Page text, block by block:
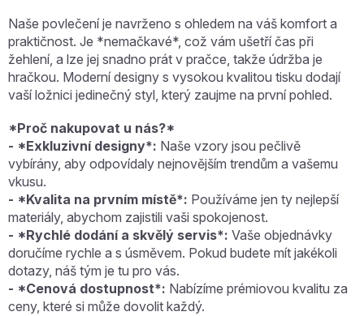
Naše povlečení je navrženo s ohledem na váš komfort a
praktičnost. Je *nemačkavé*, což vám ušetří čas při
žehlení, a lze jej snadno prát v pračce, takže údržba je
hračkou. Moderní designy s vysokou kvalitou tisku dodají
vaší ložnici jedinečný styl, který zaujme na první pohled.
*Proč nakupovat u nás?*
- *Exkluzivní designy*: Naše vzory jsou pečlivě
vybírány, aby odpovídaly nejnovějším trendům a vašemu
vkusu.
- *Kvalita na prvním místě*: Používáme jen ty nejlepší
materiály, abychom zajistili vaši spokojenost.
- *Rychlé dodání a skvělý servis*: Vaše objednávky
doručíme rychle a s úsměvem. Pokud budete mít jakékoli
dotazy, náš tým je tu pro vás.
- *Cenová dostupnost*: Nabízíme prémiovou kvalitu za
ceny, které si může dovolit každý.